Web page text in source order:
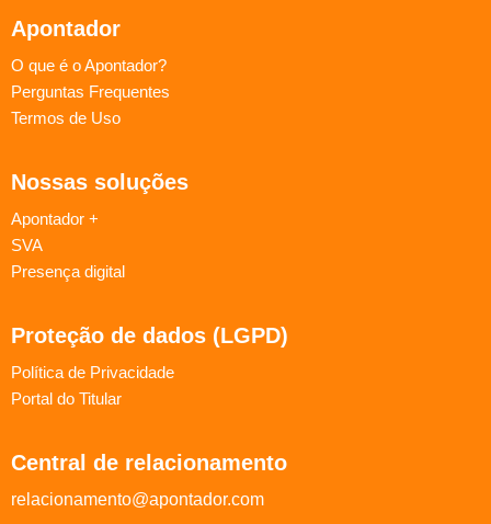
Apontador
O que é o Apontador?
Perguntas Frequentes
Termos de Uso
Nossas soluções
Apontador +
SVA
Presença digital
Proteção de dados (LGPD)
Política de Privacidade
Portal do Titular
Central de relacionamento
relacionamento@apontador.com